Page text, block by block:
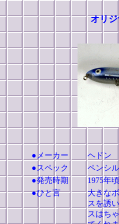
オリ
●メーカー
ヘドン
●スペック
ペンシ
●発売時期
1975年
●ひと言
大きな
スを誘
スはち